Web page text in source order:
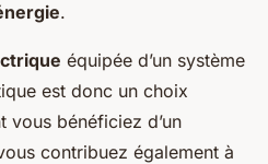
.
équipée d’un système
est donc un choix
vous bénéficiez d’un
contribuez également à